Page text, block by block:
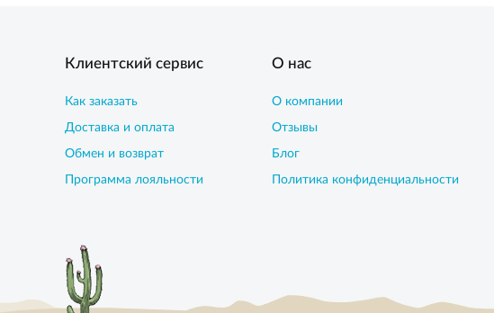
Клиентский сервис
Как заказать
Доставка и оплата
Обмен и возврат
Программа лояльности
О нас
О компании
Отзывы
Блог
Политика конфиденциальности